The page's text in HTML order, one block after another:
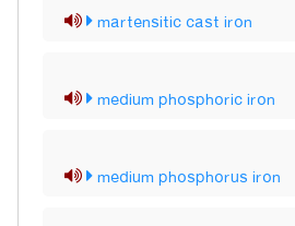
martensitic cast iron
medium phosphoric iron
medium phosphorus iron